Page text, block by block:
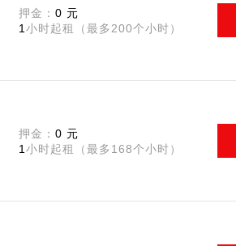
押金： 0 元
1 小时起租（最多200个小时）
押金： 0 元
1 小时起租（最多168个小时）